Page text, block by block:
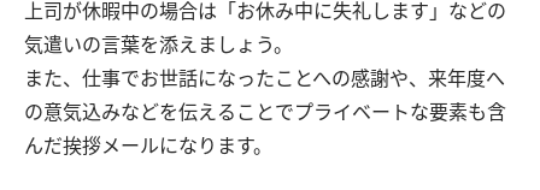
上司が休暇中の場合は「お休み中に失礼します」などの
気遣いの言葉を添えましょう。
また、仕事でお世話になったことへの感謝や、来年度へ
の意気込みなどを伝えることでプライベートな要素も含
んだ挨拶メールになります。